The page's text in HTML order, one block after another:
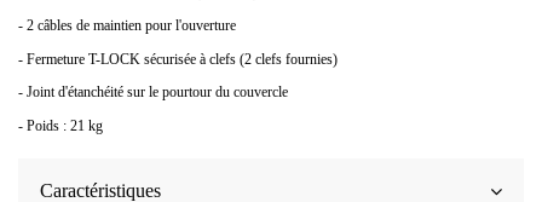
- 2 câbles de maintien pour l'ouverture
- Fermeture T-LOCK sécurisée à clefs (2 clefs fournies)
- Joint d'étanchéité sur le pourtour du couvercle
- Poids : 21 kg
Caractéristiques